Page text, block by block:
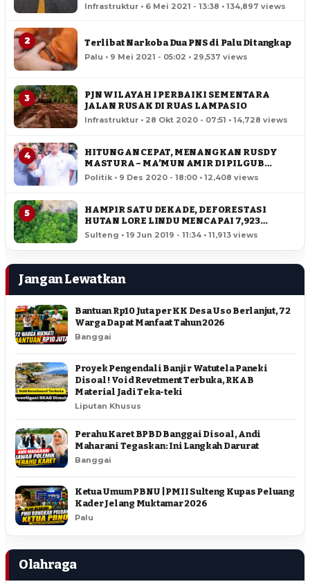
Infrastruktur • 6 Mei 2021 - 13:38 • 134,897 views
2 Terlibat Narkoba Dua PNS di Palu Ditangkap
Palu • 9 Mei 2021 - 05:02 • 29,537 views
3
PJN WILAYAH I PERBAIKI SEMENTARA
JALAN RUSAK DI RUAS LAMPASIO
Infrastruktur • 28 Okt 2020 - 07:51 • 14,728 views
4
HITUNGAN CEPAT, MENANGKAN RUSDY
MASTURA – MA’MUN AMIR DI PILGUB
SULTENG
Politik • 9 Des 2020 - 18:00 • 12,408 views
5
HAMPIR SATU DEKADE, DEFORESTASI
HUTAN LORE LINDU MENCAPAI 7,923
HEKTAR
Sulteng • 19 Jun 2019 - 11:34 • 11,913 views
Jangan Lewatkan
Bantuan Rp10 Juta per KK Desa Uso Berlanjut, 72
Warga Dapat Manfaat Tahun 2026
Banggai
Proyek Pengendali Banjir Watutela Paneki
Disoal ! Void Revetment Terbuka, RKAB
Material Jadi Teka-teki
Liputan Khusus
Perahu Karet BPBD Banggai Disoal, Andi
Maharani Tegaskan: Ini Langkah Darurat
Banggai
Ketua Umum PBNU | PMII Sulteng Kupas Peluang
Kader Jelang Muktamar 2026
Palu
Olahraga